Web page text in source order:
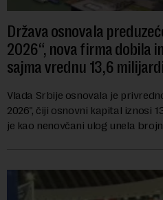
Država osnovala
2026“, nova firma dobila
sajma vrednu 13,6
Vlada Srbije osnovala je
2026", čiji osnovni kapital iznosi
je kao nenovčani ulog unela